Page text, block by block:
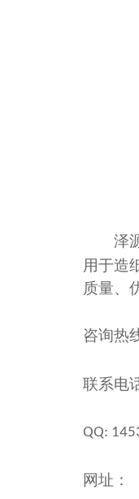
泽
用于造
质量、
咨询热
联系电
QQ:
网址：